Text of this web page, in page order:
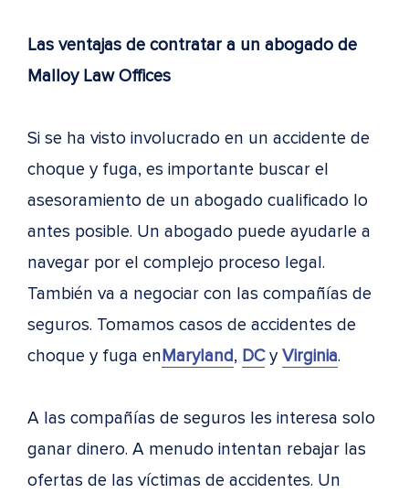
Las ventajas de contratar a un abogado de
Malloy Law Offices
Si se ha visto involucrado en un accidente de
choque y fuga, es importante buscar el
asesoramiento de un abogado cualificado lo
antes posible. Un abogado puede ayudarle a
navegar por el complejo proceso legal.
También va a negociar con las compañías de
seguros. Tomamos casos de accidentes de
choque y fuga enMaryland, DCy Virginia.
A las compañías de seguros les interesa solo
ganar dinero. A menudo intentan rebajar las
ofertas de las víctimas de accidentes. Un